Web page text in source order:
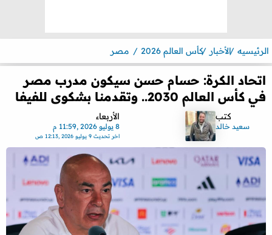
الرئيسيه الأخبار كأس العالم 2026 مصر
اتحاد الكرة: حسام حسن سيكون مدرب مصر
في كأس العالم 2030.. وتقدمنا بشكوى للفيفا
كتب
سعيد خالد
الأربعاء
8 يوليو 2026 ,11:59 م
اخر تحديث9 يوليو 2026 ,12:13 ص